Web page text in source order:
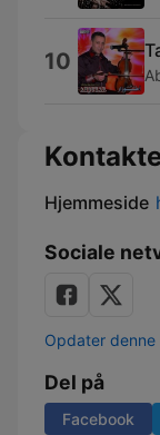
10
Hjemmeside
Sociale
Opdater
Del på
Facebook